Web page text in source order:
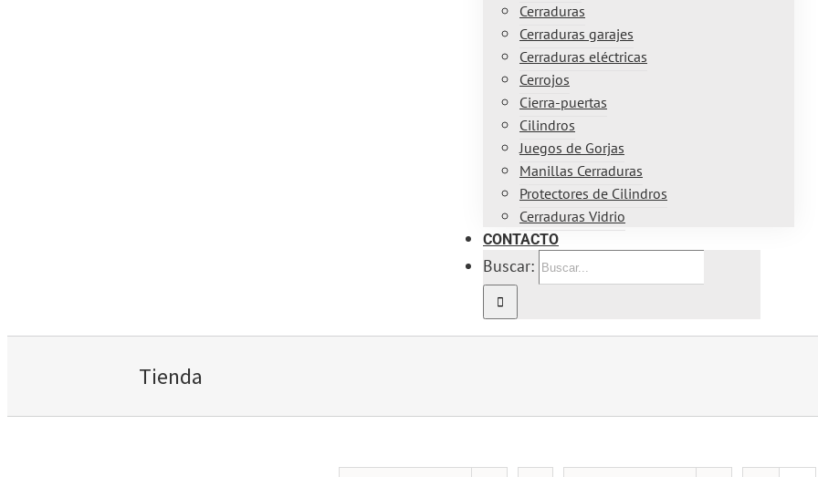
Cerraduras
Cerraduras garajes
Cerraduras eléctricas
Cerrojos
Cierra-puertas
Cilindros
Juegos de Gorjas
Manillas Cerraduras
Protectores de Cilindros
Cerraduras Vidrio
CONTACTO
Buscar:
Tienda